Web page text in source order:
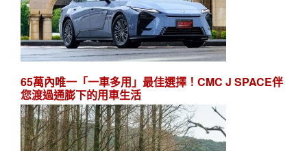
65萬內唯一「一車多用」最佳選擇！CMC J SPACE伴
您渡過通膨下的用車生活